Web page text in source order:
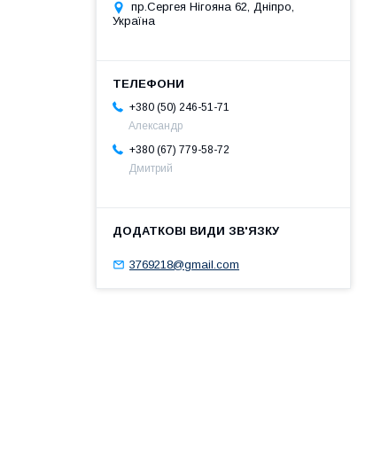
пр.Сергея Нігояна 62, Дніпро,
Україна
+380 (50) 246-51-71
Александр
+380 (67) 779-58-72
Дмитрий
3769218@gmail.com